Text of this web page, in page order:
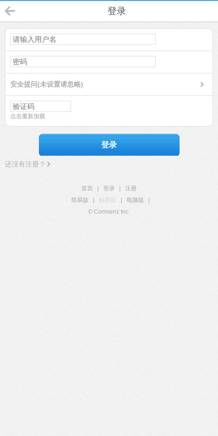
登录
安全提问(未设置请忽略)
点击重新加载
登录
还没有注册？
首页 登录
注册
简易版
触屏版 电脑版
© Comsenz Inc.